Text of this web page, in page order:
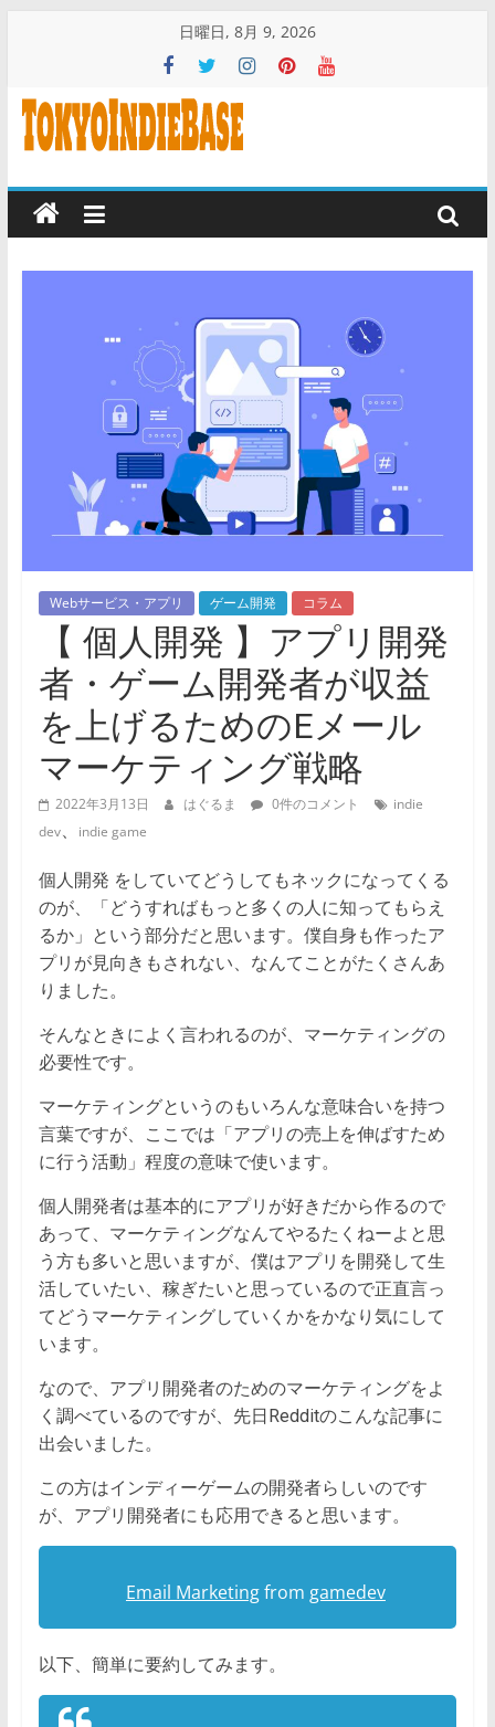
ン
ス
ッ
プ
日曜日, 8月 9, 2026
TOKYO
INDIE
BASE
Webサービス・アプリ ゲーム開発 コラム
【 個人開発 】アプリ開発
者・ゲーム開発者が収益
を上げるためのEメール
マーケティング戦略
2022年3月13日 はぐるま 0件のコメント
indie
dev、 indie game
個人開発 をしていてどうしてもネックになってくる
のが、「どうすればもっと多くの人に知ってもらえ
るか」という部分だと思います。僕自身も作ったア
プリが見向きもされない、なんてことがたくさんあ
りました。
そんなときによく言われるのが、マーケティングの
必要性です。
マーケティングというのもいろんな意味合いを持つ
言葉ですが、ここでは「アプリの売上を伸ばすため
に行う活動」程度の意味で使います。
個人開発者は基本的にアプリが好きだから作るので
あって、マーケティングなんてやるたくねーよと思
う方も多いと思いますが、僕はアプリを開発して生
活していたい、稼ぎたいと思っているので正直言っ
てどうマーケティングしていくかをかなり気にして
います。
なので、アプリ開発者のためのマーケティングをよ
く調べているのですが、先日Redditのこんな記事に
出会いました。
この方はインディーゲームの開発者らしいのです
が、アプリ開発者にも応用できると思います。
Email Marketingfrom gamedev
以下、簡単に要約してみます。